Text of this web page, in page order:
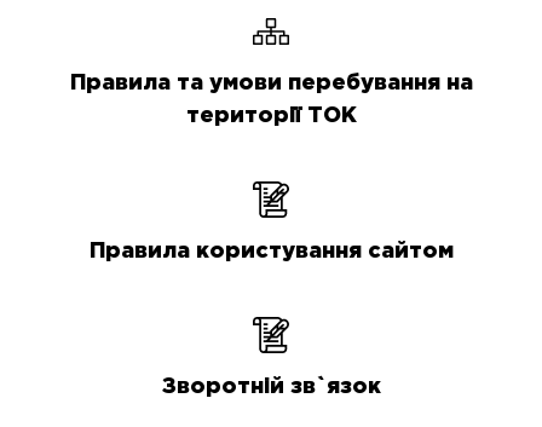
Правила та умови перебування на
території ТОК
Правила користування сайтом
Зворотній зв`язок